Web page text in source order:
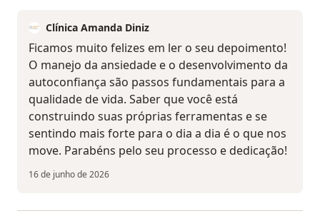
Clínica Amanda Diniz
Ficamos muito felizes em ler o seu depoimento!
O manejo da ansiedade e o desenvolvimento da
autoconfiança são passos fundamentais para a
qualidade de vida. Saber que você está
construindo suas próprias ferramentas e se
sentindo mais forte para o dia a dia é o que nos
move. Parabéns pelo seu processo e dedicação!
16 de junho de 2026